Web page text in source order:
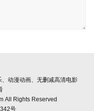
动漫动画、无删减高清电影
All Rights Reserved
号